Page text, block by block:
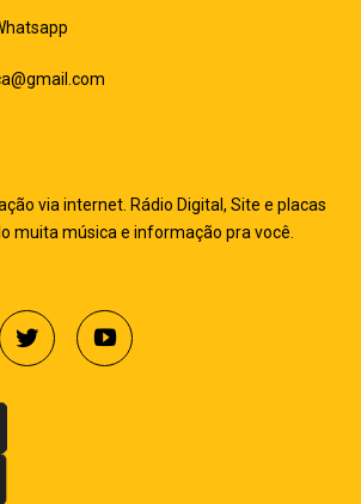
via internet. Rádio Digital, Site e placas
muita música e informação pra você.